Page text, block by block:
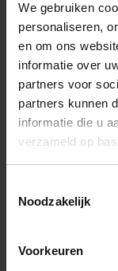
We gebruiken
personaliseren,
en om ons
informatie over
partners voor
partners kunnen
informatie die u
verzameld op
Noodzakelijk
Voorkeuren
Plan
nodig bij je
klantenservice.
Interesse
Maak een
Reviews